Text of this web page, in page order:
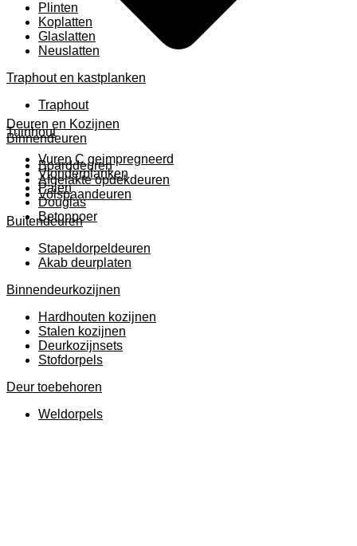
Plinten
Koplatten
Glaslatten
Neuslatten
Traphout en kastplanken
Traphout
Tuinhout
Vuren C geimpregneerd
Vlonderplanken
Palen
Douglas
Betonpoer
Deuren en Kozijnen
Binnendeuren
Boarddeuren
Afgelakte opdekdeuren
Volspaandeuren
Buitendeuren
Stapeldorpeldeuren
Akab deurplaten
Binnendeurkozijnen
Hardhouten kozijnen
Stalen kozijnen
Deurkozijnsets
Stofdorpels
Deur toebehoren
Weldorpels